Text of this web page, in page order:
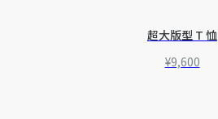
超大版型 T 恤
¥9,600